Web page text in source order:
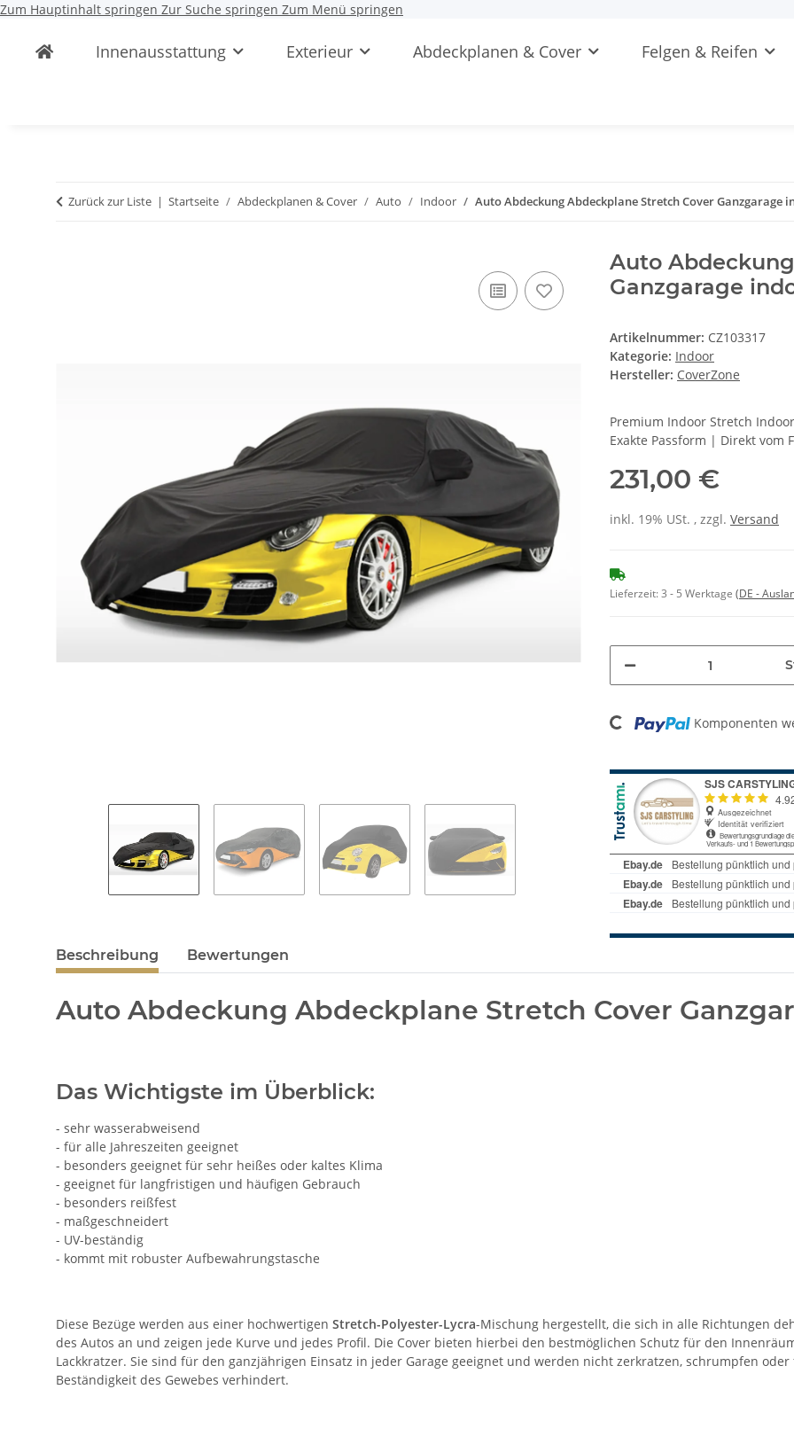
Zum Hauptinhalt springen Zur Suche springen Zum Menü springen
Innenausstattung Exterieur Abdeckplanen & Cover Felgen & Reifen
Zurück zur Liste Startseite Abdeckplanen & Cover Auto Indoor Auto Abdeckung Abdeckplane Stretch Cover Ganzgarage
Auto
Ganzgarage
Artikelnummer: CZ103317
Kategorie: Indoor
Hersteller: CoverZone
Premium Indoor Stretch
Exakte Passform | Direkt vom
231,00 €
inkl. 19% USt. , zzgl. Versand
Lieferzeit:3 - 5 Werktage (DE -
Loading... Komponenten
Beschreibung Bewertungen
Auto Abdeckung Abdeckplane Stretch Cover
Das Wichtigste im Überblick:
- sehr wasserabweisend
- für alle Jahreszeiten geeignet
- besonders geeignet für sehr heißes oder kaltes Klima
- geeignet für langfristigen und häufigen Gebrauch
- besonders reißfest
- maßgeschneidert
- UV-beständig
- kommt mit robuster Aufbewahrungstasche
Diese Bezüge werden aus einer hochwertigen Stretch-Polyester-Lycra-Mischung hergestellt, die sich in alle Richtungen
des Autos an und zeigen jede Kurve und jedes Profil. Die Cover bieten hierbei den bestmöglichen Schutz für den
Lackkratzer. Sie sind für den ganzjährigen Einsatz in jeder Garage geeignet und werden nicht zerkratzen, schrumpfen
Beständigkeit des Gewebes verhindert.